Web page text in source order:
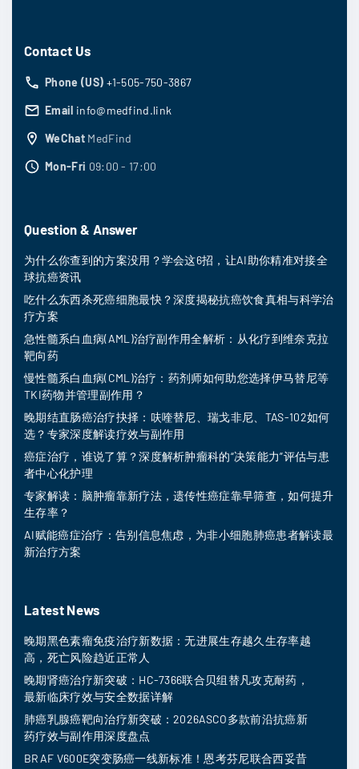
Contact Us
Phone (US) +1-505-750-3867
Email info@medfind.link
WeChat MedFind
Mon-Fri 09:00 - 17:00
Question & Answer
为什么你查到的方案没用？学会这6招，让AI助你精准对接全
球抗癌资讯
吃什么东西杀死癌细胞最快？深度揭秘抗癌饮食真相与科学治
疗方案
急性髓系白血病(AML)治疗副作用全解析：从化疗到维奈克拉
靶向药
慢性髓系白血病(CML)治疗：药剂师如何助您选择伊马替尼等
TKI药物并管理副作用？
晚期结直肠癌治疗抉择：呋喹替尼、瑞戈非尼、TAS-102如何
选？专家深度解读疗效与副作用
癌症治疗，谁说了算？深度解析肿瘤科的“决策能力”评估与患
者中心化护理
专家解读：脑肿瘤靠新疗法，遗传性癌症靠早筛查，如何提升
生存率？
AI赋能癌症治疗：告别信息焦虑，为非小细胞肺癌患者解读最
新治疗方案
Latest News
晚期黑色素瘤免疫治疗新数据：无进展生存越久生存率越
高，死亡风险趋近正常人
晚期肾癌治疗新突破：HC-7366联合贝组替凡攻克耐药，
最新临床疗效与安全数据详解
肺癌乳腺癌靶向治疗新突破：2026ASCO多款前沿抗癌新
药疗效与副作用深度盘点
BRAF V600E突变肠癌一线新标准！恩考芬尼联合西妥昔